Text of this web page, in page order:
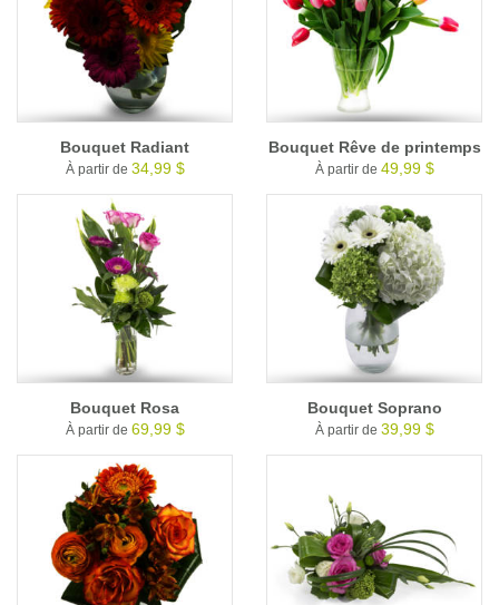
Bouquet Radiant
À partir de 34,99 $
Bouquet Rêve de printemps
À partir de 49,99 $
Bouquet Rosa
À partir de 69,99 $
Bouquet Soprano
À partir de 39,99 $